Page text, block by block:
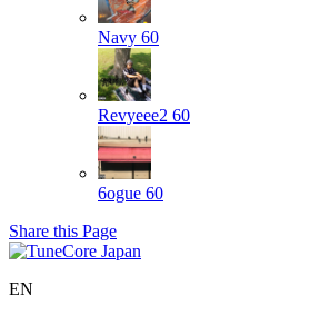
Navy 60
Revyeee2 60
6ogue 60
Share this Page
EN